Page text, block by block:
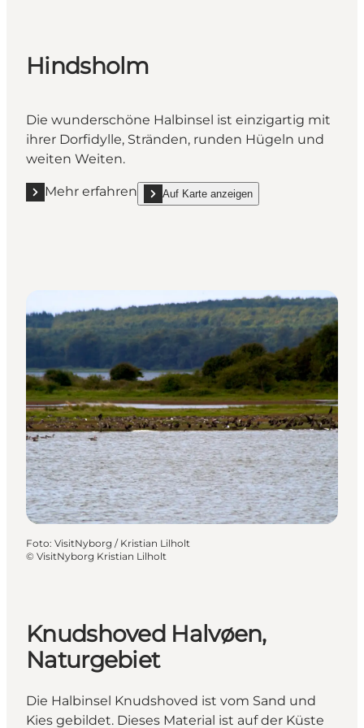
Hindsholm
Die wunderschöne Halbinsel ist einzigartig mit
ihrer Dorfidylle, Stränden, runden Hügeln und
weiten Weiten.
Mehr erfahren
Mehr erfahren "Hindsholm "Auf Karte anzeigen
show Hindsholm on_map
Foto: VisitNyborg / Kristian Lilholt
© VisitNyborg Kristian Lilholt
Knudshoved Halvøen,
Naturgebiet
Die Halbinsel Knudshoved ist vom Sand und
Kies gebildet. Dieses Material ist auf der Küste